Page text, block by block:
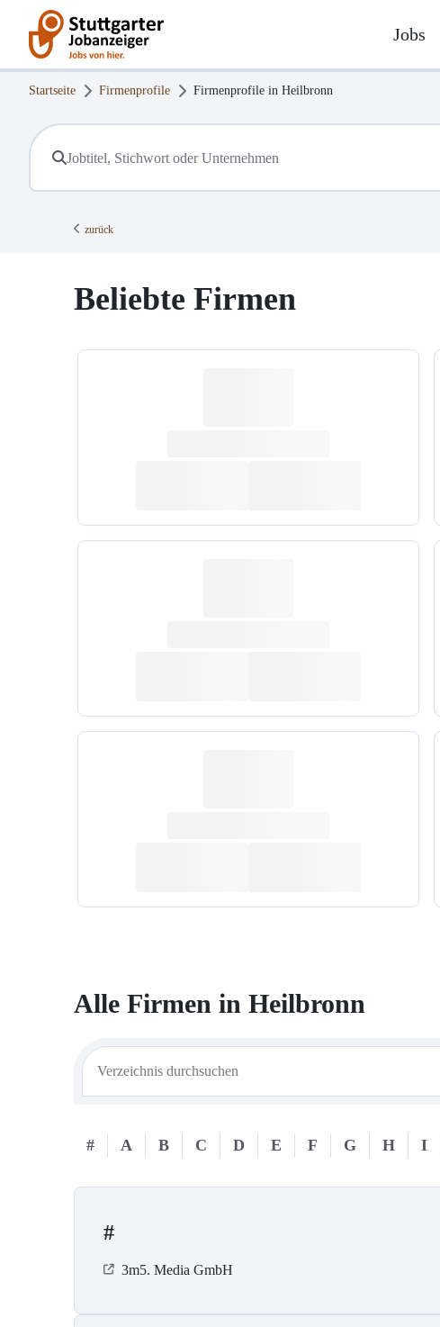
Jobs
Startseite Firmenprofile Firmenprofile in Heilbronn
zurück
Beliebte Firmen
Alle Firmen in Heilbronn
# A B C D E F G H I
#
3m5. Media GmbH